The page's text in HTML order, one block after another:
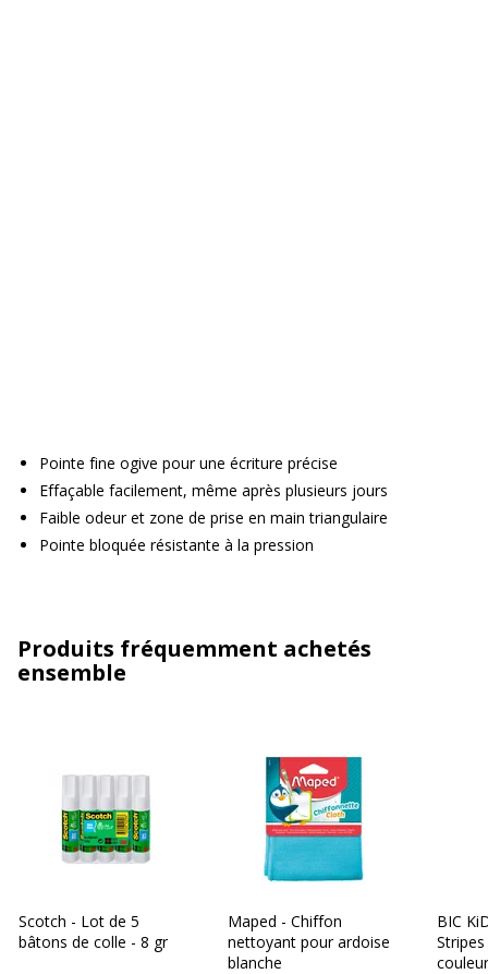
Pointe fine ogive pour une écriture précise
Effaçable facilement, même après plusieurs jours
Faible odeur et zone de prise en main triangulaire
Pointe bloquée résistante à la pression
Produits fréquemment achetés
ensemble
Scotch - Lot de 5
bâtons de colle - 8 gr
Maped - Chiffon
nettoyant pour ardoise
blanche
BIC